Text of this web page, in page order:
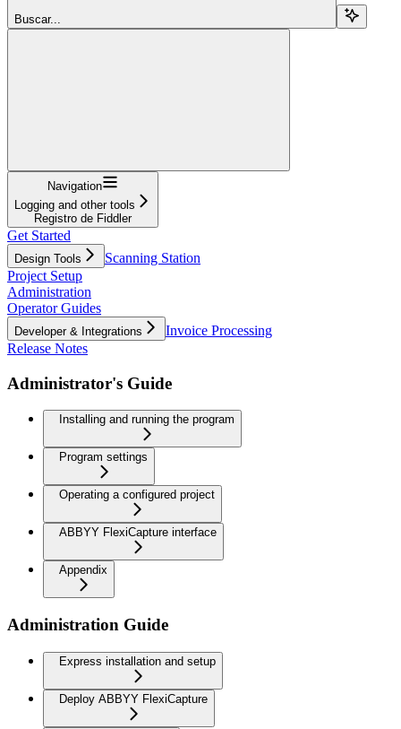
Buscar...
Navigation
Logging and other tools
Registro de Fiddler
Get Started
Design Tools
Scanning Station
Project Setup
Administration
Operator Guides
Developer & Integrations
Invoice Processing
Release Notes
Administrator's Guide
Installing and running the program
Program settings
Operating a configured project
ABBYY FlexiCapture interface
Appendix
Administration Guide
Express installation and setup
Deploy ABBYY FlexiCapture